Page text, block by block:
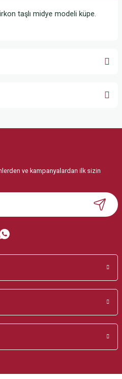
taşlı midye modeli küpe.
ederiz.
görüntülenemiyor.
bulunuyor.
olmalı.
ve kampanyalardan ilk sizin